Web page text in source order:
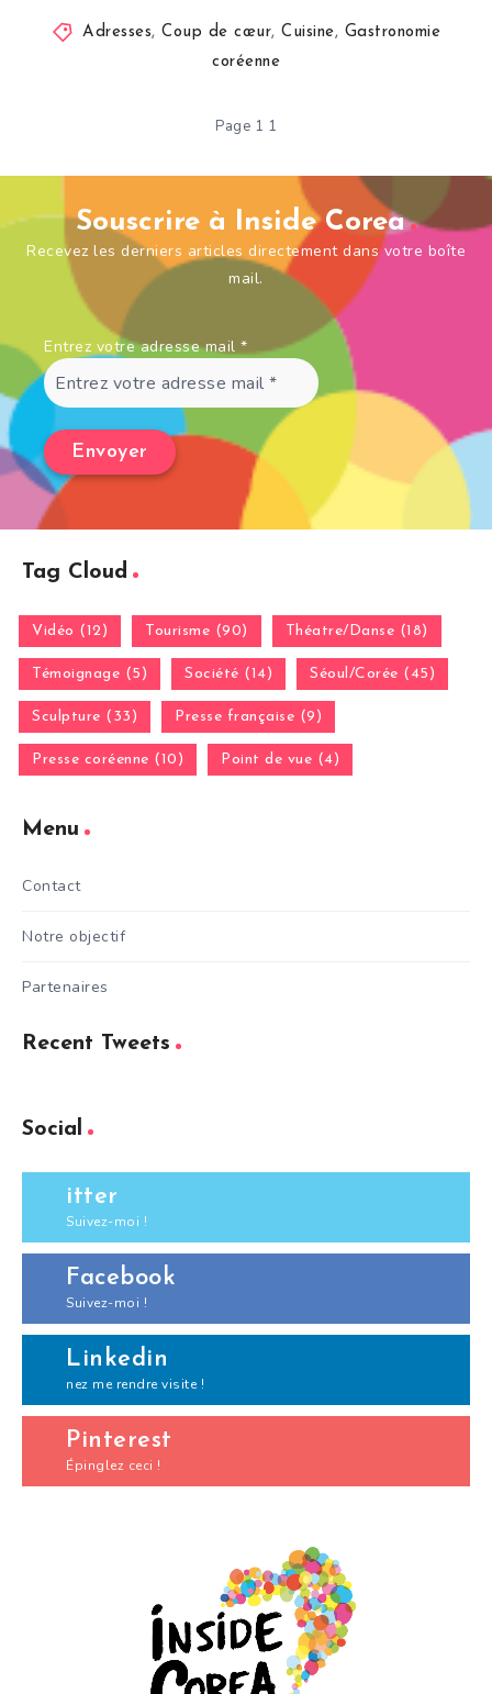
Adresses,Coup de cœur,Cuisine, Gastronomie
coréenne
Page 1 1
Souscrire à Inside Corea
Recevez les derniers articles directement dans votre boîte
mail.
Entrez votre adresse mail *
Tag Cloud
Vidéo (12) Tourisme (90) Théatre/Danse (18)
Témoignage (5) Société (14) Séoul/Corée (45)
Sculpture (33) Presse française (9)
Presse coréenne (10) Point de vue (4)
Menu
Contact
Notre objectif
Partenaires
Recent Tweets
Social
itter
Suivez-moi !
Facebook
Suivez-moi !
Linkedin
nez me rendre visite !
Pinterest
Épinglez ceci !